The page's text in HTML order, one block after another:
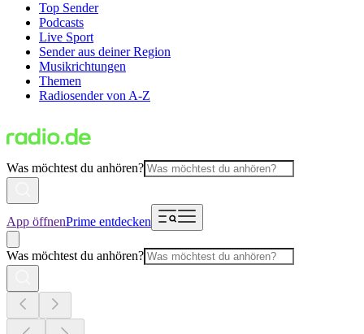
Top Sender
Podcasts
Live Sport
Sender aus deiner Region
Musikrichtungen
Themen
Radiosender von A-Z
Was möchtest du anhören?
App öffnenPrime entdecken
Was möchtest du anhören?